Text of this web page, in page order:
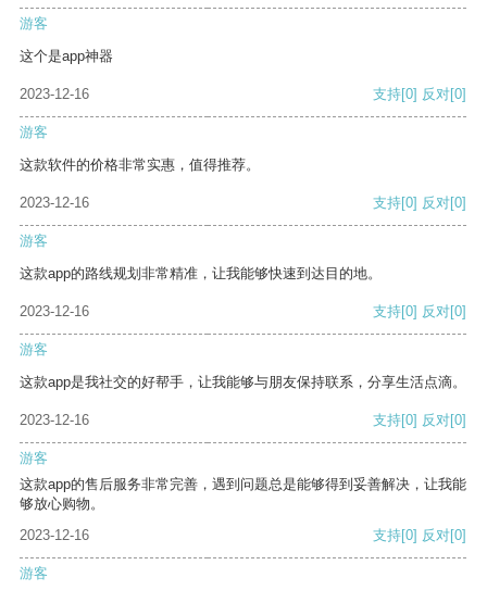
游客
这个是app神器
2023-12-16 支持[0] 反对[0]
游客
这款软件的价格非常实惠，值得推荐。
2023-12-16 支持[0] 反对[0]
游客
这款app的路线规划非常精准，让我能够快速到达目的地。
2023-12-16 支持[0] 反对[0]
游客
这款app是我社交的好帮手，让我能够与朋友保持联系，分享生活点滴。
2023-12-16 支持[0] 反对[0]
游客
这款app的售后服务非常完善，遇到问题总是能够得到妥善解决，让我能
够放心购物。
2023-12-16
支持[0] 反对[0]
游客